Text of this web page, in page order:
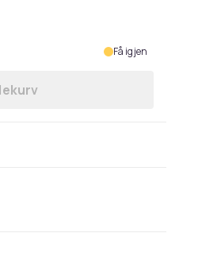
Få igjen
USB-kabel Playstation Move